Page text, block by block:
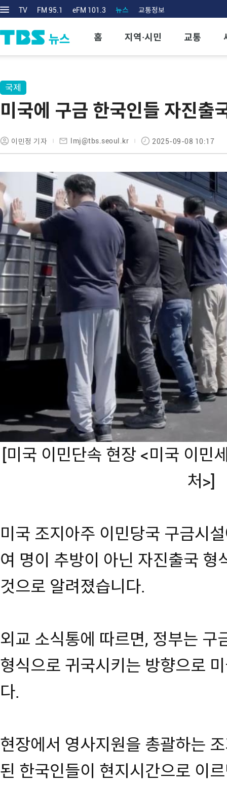
TV FM 95.1 eFM 101.3 뉴스 교통정보
홈 지역·시민 교통
국제
미국에 구금 한국인들 자진출
이민정 기자 lmj@tbs.seoul.kr 2025-09-08 10:17
[미국 이민단속 현장 <미국 이민
처>]
미국 조지아주 이민당국 구금시
여 명이 추방이 아닌 자진출국 형
것으로 알려졌습니다.
외교 소식통에 따르면, 정부는 구
형식으로 귀국시키는 방향으로
다.
현장에서 영사지원을 총괄하는
된 한국인들이 현지시간으로 이